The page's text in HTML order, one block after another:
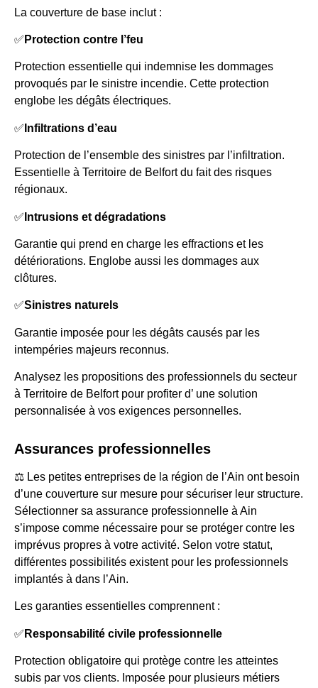
La couverture de base inclut :
✅ Protection contre l’feu
Protection essentielle qui indemnise les dommages
provoqués par le sinistre incendie. Cette protection
englobe les dégâts électriques.
✅ Infiltrations d’eau
Protection de l’ensemble des sinistres par l’infiltration.
Essentielle à Territoire de Belfort du fait des risques
régionaux.
✅ Intrusions et dégradations
Garantie qui prend en charge les effractions et les
détériorations. Englobe aussi les dommages aux
clôtures.
✅Sinistres naturels
Garantie imposée pour les dégâts causés par les
intempéries majeurs reconnus.
Analysez les propositions des professionnels du secteur
à Territoire de Belfort pour profiter d’ une solution
personnalisée à vos exigences personnelles.
Assurances professionnelles
⚖️ Les petites entreprises de la région de l’Ain ont besoin
d’une couverture sur mesure pour sécuriser leur structure.
Sélectionner sa assurance professionnelle à Ain
s’impose comme nécessaire pour se protéger contre les
imprévus propres à votre activité. Selon votre statut,
différentes possibilités existent pour les professionnels
implantés à dans l’Ain.
Les garanties essentielles comprennent :
✅ Responsabilité civile professionnelle
Protection obligatoire qui protège contre les atteintes
subis par vos clients. Imposée pour plusieurs métiers